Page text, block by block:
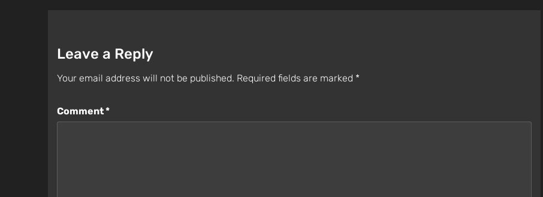
Leave a Reply
Your email address will not be published. Required fields are marked *
Comment*